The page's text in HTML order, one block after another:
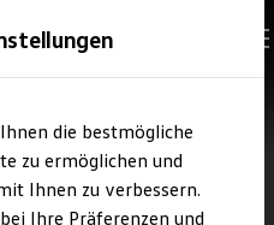
die bestmögliche
zu ermöglichen und
Ihnen zu verbessern.
Ihre Präferenzen und